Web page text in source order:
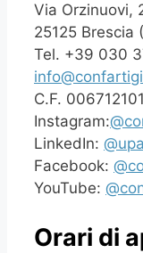
Via Orzinuovi,
25125 Brescia
Tel. +39 030
C.F.
Instagram:
LinkedIn:
Facebook:
YouTube:
Orari di